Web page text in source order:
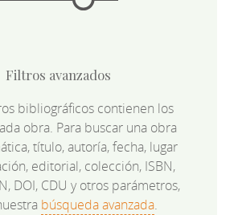
Filtros avanzados
bibliográficos contienen los
obra. Para buscar una obra
título, autoría, fecha, lugar
editorial, colección, ISBN,
DOI, CDU y otros parámetros,
búsqueda avanzada.